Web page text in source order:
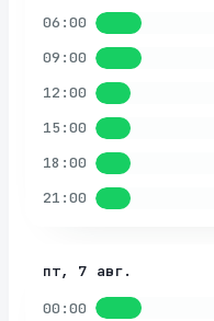
06:00
09:00
12:00
15:00
18:00
21:00
пт, 7 авг.
00:00